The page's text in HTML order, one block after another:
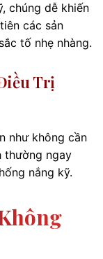
chúng dễ khiến
các sản
tố nhẹ nhàng.
Trị
như không cần
thường ngay
nắng kỹ.